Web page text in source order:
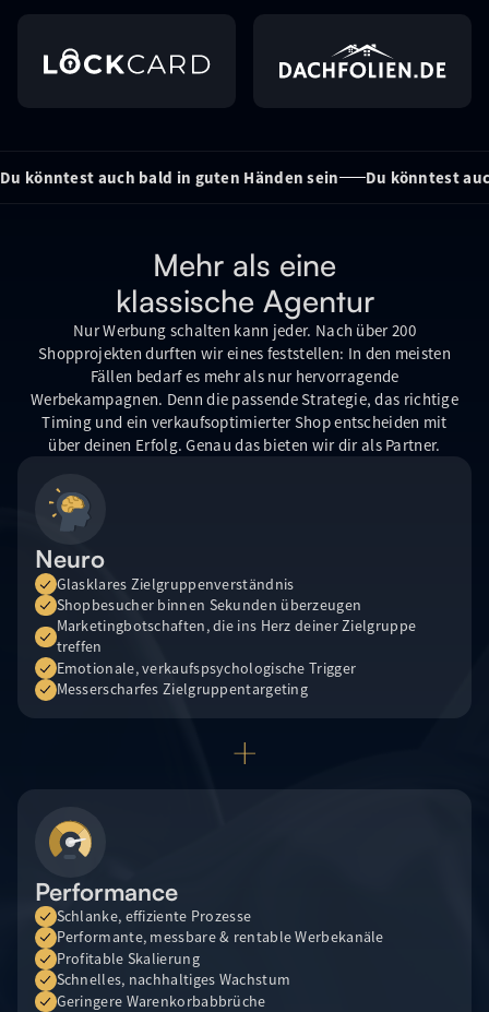
Du könntest auch bald in guten Händen sein Du könntest
Mehr als eine
klassische Agentur
Nur Werbung schalten kann jeder. Nach über 200
Shopprojekten durften wir eines feststellen: In den meisten
Fällen bedarf es mehr als nur hervorragende
Werbekampagnen. Denn die passende Strategie, das richtige
Timing und ein verkaufsoptimierter Shop entscheiden mit
über deinen Erfolg. Genau das bieten wir dir als Partner.
Neuro
Glasklares Zielgruppenverständnis
Shopbesucher binnen Sekunden überzeugen
Marketingbotschaften, die ins Herz deiner Zielgruppe
treffen
Emotionale, verkaufspsychologische Trigger
Messerscharfes Zielgruppentargeting
Performance
Schlanke, effiziente Prozesse
Performante, messbare & rentable Werbekanäle
Profitable Skalierung
Schnelles, nachhaltiges Wachstum
Geringere Warenkorbabbrüche